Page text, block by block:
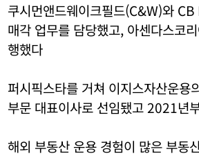
쿠시먼앤드웨이크필드(C&W)와
매각 업무를 담당했고, 아센다스코
행했다
퍼시픽스타를 거쳐 이지스자산운
부문 대표이사로 선임됐고 2021년
해외 부동산 운용 경험이 많은 부동